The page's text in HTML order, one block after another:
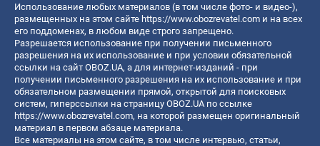
Использование любых материалов (в том числе фото- и видео-),
размещенных на этом сайте https://www.obozrevatel.com и на всех
его поддоменах, в любом виде строго запрещено.
Разрешается использование при получении письменного
разрешения на их использование и при условии обязательной
ссылки на сайт OBOZ.UA, а для интернет-изданий - при
получении письменного разрешения на их использование и при
обязательном размещении прямой, открытой для поисковых
систем, гиперссылки на страницу OBOZ.UA по ссылке
https://www.obozrevatel.com, на которой размещен оригинальный
материал в первом абзаце материала.
Все материалы на этом сайте, в том числе интервью, статьи,